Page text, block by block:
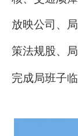
放映公司、
策法规股、
完成局班子